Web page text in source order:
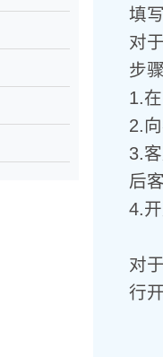
填
对
步
1.
2.
3.
后
4.
对
行